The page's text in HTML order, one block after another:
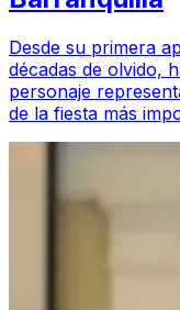
Desde su primera
décadas de olvido,
personaje
de la fiesta más